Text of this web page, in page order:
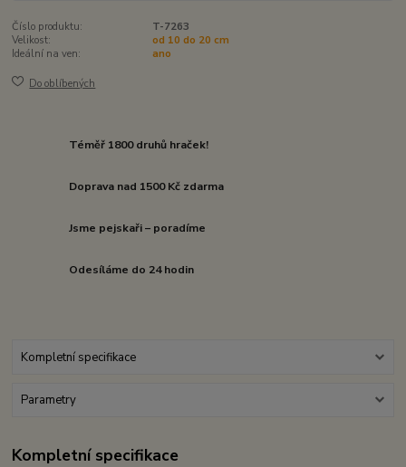
Číslo produktu:
T-7263
Velikost:
od 10 do 20 cm
Ideální na ven:
ano
Do oblíbených
Téměř 1800 druhů hraček!
Doprava nad 1500 Kč zdarma
Jsme pejskaři – poradíme
Odesíláme do 24 hodin
Kompletní specifikace
Parametry
Kompletní specifikace